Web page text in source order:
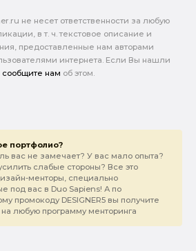
не несет ответственности за любую
в т. ч. текстовое описание и
предоставленные нам авторами
интернета. Если Вы нашли
сообщите нам об этом.
портфолио?
вас не замечает? У вас мало опыта?
слабые стороны? Все это
менторы, специально
под вас в Duo Sapiens! А по
промокоду DESIGNER5 вы получите
на любую программу менторинга